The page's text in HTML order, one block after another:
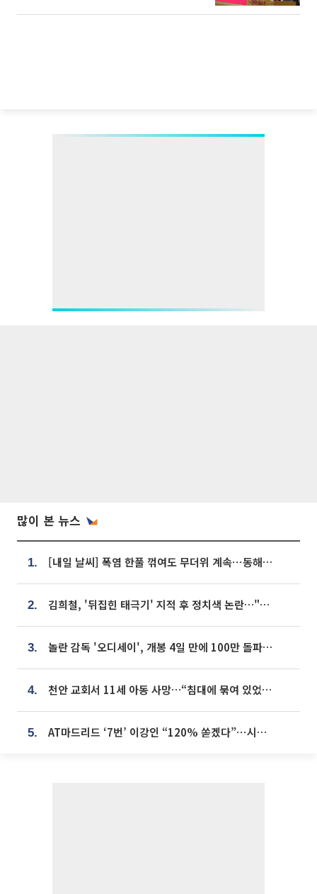
많이 본 뉴스
1. [내일 날씨] 폭염 한풀 꺾여도 무더위 계속⋯동해안 이틀 연속 비
2. 김희철, '뒤집힌 태극기' 지적 후 정치색 논란…"좌우 떠나 우리나라 국기"
3. 놀란 감독 '오디세이', 개봉 4일 만에 100만 돌파⋯'왕사남' 보다 빠르다
4. 천안 교회서 11세 아동 사망…“침대에 묶여 있었다” 진술 확보
5. AT마드리드 ‘7번’ 이강인 “120% 쏟겠다”⋯시메오네 감독 “필요한 선수”